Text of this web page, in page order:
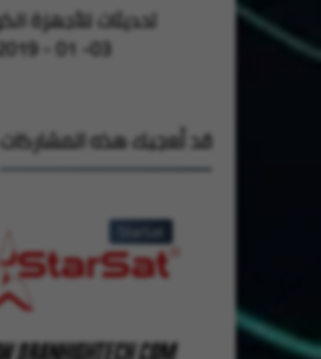
03- 01 - 2019 تفتح قنوات الBEOUTQ
قد تُعجبك هذه المشاركات
StarSat